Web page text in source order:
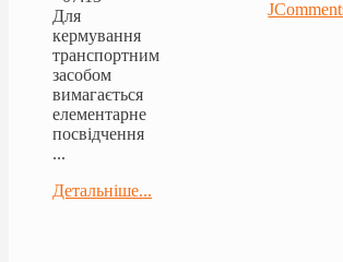
Для
кермування
транспортним
засобом
вимагається
елементарне
посвідчення
...
Детальніше...